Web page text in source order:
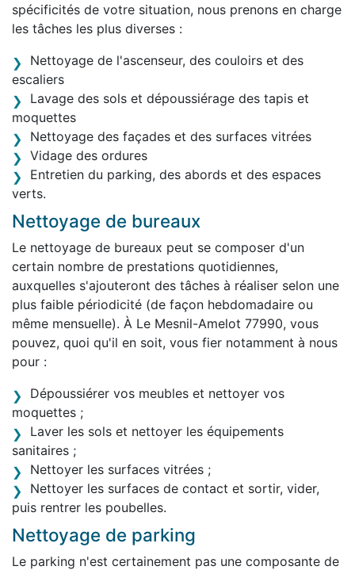
spécificités de votre situation, nous prenons en charge
les tâches les plus diverses :
Nettoyage de l'ascenseur, des couloirs et des
escaliers
Lavage des sols et dépoussiérage des tapis et
moquettes
Nettoyage des façades et des surfaces vitrées
Vidage des ordures
Entretien du parking, des abords et des espaces
verts.
Nettoyage de bureaux
Le nettoyage de bureaux peut se composer d'un
certain nombre de prestations quotidiennes,
auxquelles s'ajouteront des tâches à réaliser selon une
plus faible périodicité (de façon hebdomadaire ou
même mensuelle). À Le Mesnil-Amelot 77990, vous
pouvez, quoi qu'il en soit, vous fier notamment à nous
pour :
Dépoussiérer vos meubles et nettoyer vos
moquettes ;
Laver les sols et nettoyer les équipements
sanitaires ;
Nettoyer les surfaces vitrées ;
Nettoyer les surfaces de contact et sortir, vider,
puis rentrer les poubelles.
Nettoyage de parking
Le parking n'est certainement pas une composante de